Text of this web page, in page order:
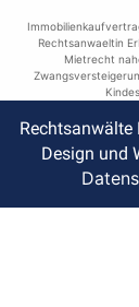
Rechtsanwaeltin
Mietrecht
Rechtsanwälte
Design und